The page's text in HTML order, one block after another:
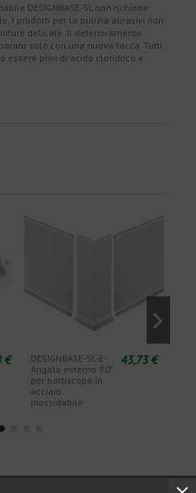
DESIGNBASE-SL non richiede
I prodotti per la pulizia abrasivi non
delicate. Il deterioramento
solo con una nuova lacca. Tutti
essere privi di acido cloridrico e
€
DESIGNBASE-SL-E -
Angolo esterno 90º
per battiscopa in
acciaio
inossidabile
43,73 €